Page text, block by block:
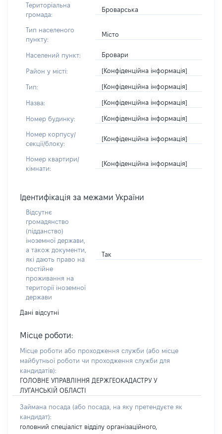
Територіальна
громада:
Броварська
Тип населеного
пункту:
Місто
Населений пункт: Бровари
Район у місті: [Конфіденційна інформація]
Тип: [Конфіденційна інформація]
Назва: [Конфіденційна інформація]
Номер будинку: [Конфіденційна інформація]
Номер корпусу/
секції/блоку:
[Конфіденційна інформація]
Номер квартири/
кімнати:
[Конфіденційна інформація]
Ідентифікація за межами України
Відсутнє
громадянство
(підданство)
іноземної держави,
а також документи,
які дають право на
постійне
проживання на
території іноземної
держави
Так
Дані відсутні
Місце роботи:
Місце роботи або проходження служби (або місце
майбутньої роботи чи проходження служби для
кандидатів):
ГОЛОВНЕ УПРАВЛІННЯ ДЕРЖГЕОКАДАСТРУ У
ЛУГАНСЬКІЙ ОБЛАСТІ
Займана посада (або посада, на яку претендуєте як
кандидат):
головний спеціаліст відділу організаційного,